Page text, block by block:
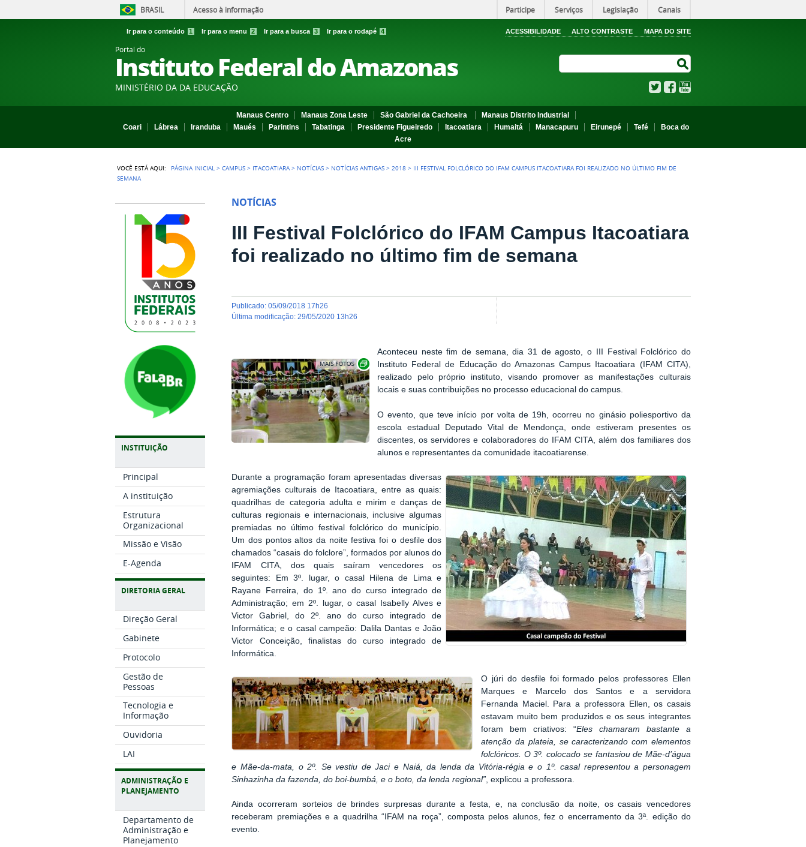
BRASIL Acesso à informação Participe Serviços Legislação Canais
Ir para o conteúdo 1 Ir para o menu 2 Ir para a busca 3 Ir para o rodapé 4 ACESSIBILIDADE ALTO CONTRASTE MAPA DO SITE
Portal do
Instituto Federal do Amazonas
MINISTÉRIO DA DA EDUCAÇÃO TwitterFacebook
Manaus Centro Manaus Zona Leste São Gabriel da Cachoeira
Manaus Distrito Industrial
Coari
Lábrea Iranduba Maués Parintins Tabatinga Presidente Figueiredo Itacoatiara Humaitá Manacapuru Eirunepé Tefé
Boca do
Acre
VOCÊ ESTÁ AQUI: PÁGINA INICIAL >CAMPUS > ITACOATIARA > NOTÍCIAS > NOTÍCIAS ANTIGAS >2018 > III FESTIVAL FOLCLÓRICO DO IFAM CAMPUS ITACOATIARA FOI REALIZADO NO ÚLTIMO FIM DE
SEMANA
INSTITUIÇÃO
Principal
A instituição
Estrutura
Organizacional
Missão e Visão
E-Agenda
DIRETORIA GERAL
Direção Geral
Gabinete
Protocolo
Gestão de
Pessoas
Tecnologia e
Informação
Ouvidoria
LAI
ADMINISTRAÇÃO E
PLANEJAMENTO
Departamento de
Administração e
Planejamento
NOTÍCIAS
III Festival Folclórico do IFAM Campus Itacoatiara
foi realizado no último fim de semana
publicado:05/09/2018 17h26
última modificação:29/05/2020 13h26
Show image carousel
Aconteceu neste fim de semana, dia 31 de agosto, o III Festival Folclórico do
Instituto Federal de Educação do Amazonas Campus Itacoatiara (IFAM CITA),
realizado pelo próprio instituto, visando promover as manifestações culturais
locais e suas contribuições no processo educacional do campus.
O evento, que teve início por volta de 19h, ocorreu no ginásio poliesportivo da
escola estadual Deputado Vital de Mendonça, onde estiveram presentes os
discentes, os servidores e colaboradores do IFAM CITA, além dos familiares dos
alunos e representantes da comunidade itacoatiarense.
Durante a programação foram apresentadas diversas
agremiações culturais de Itacoatiara, entre as quais:
quadrilhas de categoria adulta e mirim e danças de
culturas regionais e internacionais, inclusive algumas
premiadas no último festival folclórico do município.
Um dos pontos altos da noite festiva foi o desfile dos
chamados “casais do folclore”, formados por alunos do
IFAM CITA, dos quais saíram vencedores os
seguintes: Em 3º. lugar, o casal Hilena de Lima e
Rayane Ferreira, do 1º. ano do curso integrado de
Administração; em 2º. lugar, o casal Isabelly Alves e
Victor Gabriel, do 2º. ano do curso integrado de
Informática; e o casal campeão: Dalila Dantas e João
Victor Conceição, finalistas do curso integrado de
Informática.
O júri do desfile foi formado pelos professores Ellen
Marques e Marcelo dos Santos e a servidora
Fernanda Maciel. Para a professora Ellen, os casais
estavam muito bem produzidos e os seus integrantes
foram bem criativos: “Eles chamaram bastante a
atenção da plateia, se caracterizando com elementos
folclóricos. O 3º. colocado se fantasiou de Mãe-d’água
e Mãe-da-mata, o 2º. Se vestiu de Jaci e Naiá, da lenda da Vitória-régia e o 1º. casal representou a personagem
Sinhazinha da fazenda, do boi-bumbá, e o boto, da lenda regional” , explicou a professora.
Ainda ocorreram sorteios de brindes surpresas durante a festa, e, na conclusão da noite, os casais vencedores
receberam premiações e a quadrilha “IFAM na roça”, composta pelos alunos, fez o encerramento da 3ª. edição do
evento.